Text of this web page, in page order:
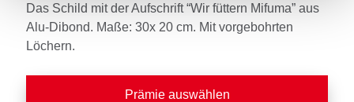
Das Schild mit der Aufschrift “Wir füttern Mifuma” aus
Alu-Dibond. Maße: 30x 20 cm. Mit vorgebohrten
Löchern.
Prämie auswählen